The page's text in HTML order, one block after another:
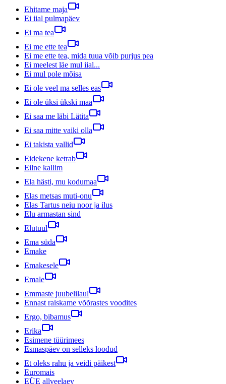
Ehitame maja
Ei iial pulmapäev
Ei ma tea
Ei me ette tea
Ei me ette tea, mida tuua võib purjus pea
Ei meelest läe mul iial...
Ei mul pole mõisa
Ei ole veel ma selles eas
Ei ole üksi ükski maa
Ei saa me läbi Lätita
Ei saa mitte vaiki olla
Ei takista vallid
Eidekene ketrab
Eilne kallim
Ela hästi, mu kodumaa
Elas metsas muti-onu
Elas Tartus neiu noor ja ilus
Elu armastan sind
Elutuul
Ema süda
Emake
Emakesele
Emale
Emmaste juubelilaul
Ennast raiskame võõrastes voodites
Ergo, bibamus
Erika
Esimene tüürimees
Esmaspäev on selleks loodud
Et oleks rahu ja veidi päikest
Euromais
EÜE allveelaev